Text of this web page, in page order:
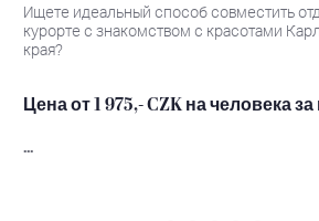
Ищете идеальный способ совместить
курорте с знакомством с красотами
края?
Цена от 1 975,- CZK на человека
...